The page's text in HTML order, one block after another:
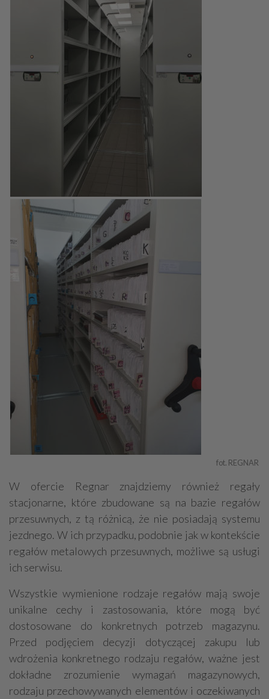
fot. REGNAR
W ofercie Regnar znajdziemy również regały
stacjonarne, które zbudowane są na bazie regałów
przesuwnych, z tą różnicą, że nie posiadają systemu
jezdnego. W ich przypadku, podobnie jak w kontekście
regałów metalowych przesuwnych, możliwe są usługi
ich serwisu.
Wszystkie wymienione rodzaje regałów mają swoje
unikalne cechy i zastosowania, które mogą być
dostosowane do konkretnych potrzeb magazynu.
Przed podjęciem decyzji dotyczącej zakupu lub
wdrożenia konkretnego rodzaju regałów, ważne jest
dokładne zrozumienie wymagań magazynowych,
rodzaju przechowywanych elementów i oczekiwanych